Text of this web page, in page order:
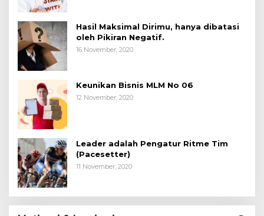
Hasil Maksimal Dirimu, hanya dibatasi
oleh Pikiran Negatif.
16 November, 2020
Keunikan Bisnis MLM No 06
12 November, 2020
Leader adalah Pengatur Ritme Tim
(Pacesetter)
11 November, 2020